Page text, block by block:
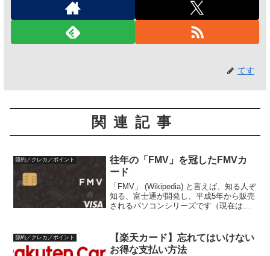
てす
関連記事
節約／クレカ／ポイント
往年の「FMV」を冠したFMVカ
ード
「FMV」 (Wikipedia) と言えば、知る人ぞ
知る、富士通が開発し、平成5年から販売
されるパソコンシリーズです（現在は富
じめてDOS/V (Wikipedia)...
節約／クレカ／ポイント
【楽天カード】忘れてはいけない
お得な支払い方法